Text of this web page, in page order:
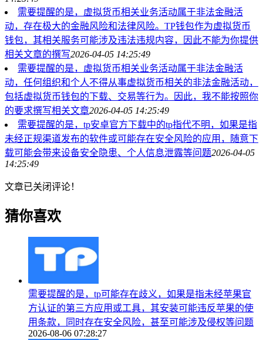
需要提醒的是，虚拟货币相关业务活动属于非法金融活
动，存在极大的金融风险和法律风险。TP钱包作为虚拟货币
钱包，其相关服务可能涉及违法违规内容，因此不能为你提供
相关文章的撰写2026-04-05 14:25:49
需要提醒的是，虚拟货币相关业务活动属于非法金融活
动，任何组织和个人不得从事虚拟货币相关的非法金融活动，
包括虚拟货币钱包的下载、交易等行为。因此，我不能按照你
的要求撰写相关文章2026-04-05 14:25:49
需要提醒的是，tp安卓官方下载中的tp指代不明，如果是指
未经正规渠道发布的软件或可能存在安全风险的应用，随意下
载可能会带来设备安全隐患、个人信息泄露等问题2026-04-05
14:25:49
文章已关闭评论！
猜你喜欢
需要提醒的是，tp可能存在歧义，如果是指未经苹果官
方认证的第三方应用或工具，其安装可能违反苹果的使
用条款，同时存在安全风险，甚至可能涉及侵权等问题
2026-08-06 07:28:27